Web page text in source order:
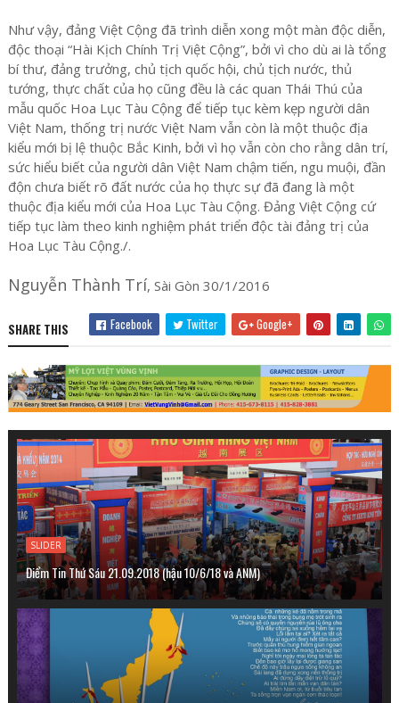
Như vậy, đảng Việt Cộng đã trình diễn xong một màn độc diễn,
độc thoại “Hài Kịch Chính Trị Việt Cộng”, bởi vì cho dù ai là tổng
bí thư, đảng trưởng, chủ tịch quốc hội, chủ tịch nước, thủ
tướng, thực chất của họ cũng đều là các quan Thái Thú của
mẫu quốc Hoa Lục Tàu Cộng để tiếp tục kèm kẹp người dân
Việt Nam, thống trị nước Việt Nam vẫn còn là một thuộc địa
kiểu mới bị lệ thuộc Bắc Kinh, bởi vì họ vẫn còn cho rằng dân trí,
sức hiểu biết của người dân Việt Nam chậm tiến, ngu muội, đần
độn chưa biết rõ đất nước của họ thực sự đã đang là một
thuộc địa kiểu mới của Hoa Lục Tàu Cộng. Đảng Việt Cộng cứ
tiếp tục làm theo kinh nghiệm phát triển độc tài đảng trị của
Hoa Lục Tàu Cộng./.
Nguyễn Thành Trí, Sài Gòn 30/1/2016
SHARE THIS Facebook Twitter Google+
SLIDER
Điểm Tin Thứ Sáu 21.09.2018 (hậu 10/6/18 và ANM)